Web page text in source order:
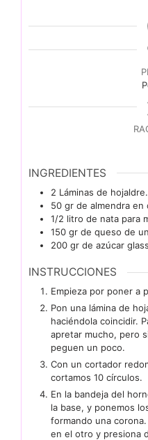
INGREDIENTES
2 Láminas de hojaldre.
50 gr de almendra en
1/2 litro de nata para
150 gr de queso de
200 gr de azúcar
INSTRUCCIONES
Empieza por poner a
Pon una lámina de
haciéndola coincidir.
apretar mucho, pero
peguen un poco.
Con un cortador
cortamos 10 círculos.
En la bandeja del
la base, y ponemos
formando una
en el otro y presiona